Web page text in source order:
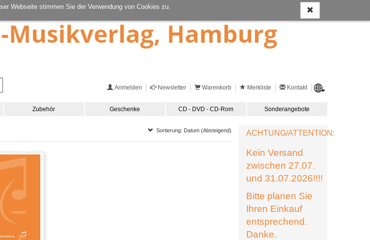
Webseite stimmen Sie der Verwendung von Cookies zu.
Anmelden Newsletter Warenkorb Merkliste Kontakt
Zubehör Geschenke CD - DVD - CD-Rom Sonderangebote
Sortierung: Datum (Absteigend) ACHTUNG/ATTENTION:
Kein Versand
zwischen 27.07.
und 31.07.2026!!!!
Bitte planen Sie
Ihren Einkauf
entsprechend.
Danke.